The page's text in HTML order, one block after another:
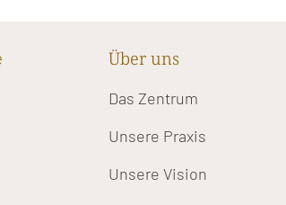
Über uns
Das Zentrum
Unsere Praxis
Unsere Vision